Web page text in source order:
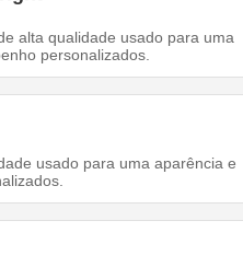
alta qualidade usado para uma
personalizados.
usado para uma aparência e